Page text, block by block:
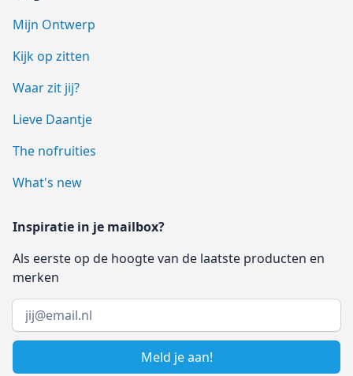
Mijn Ontwerp
Kijk op zitten
Waar zit jij?
Lieve Daantje
The nofruities
What's new
Inspiratie in je mailbox?
Als eerste op de hoogte van de laatste producten en
merken
Email address
Meld je aan!